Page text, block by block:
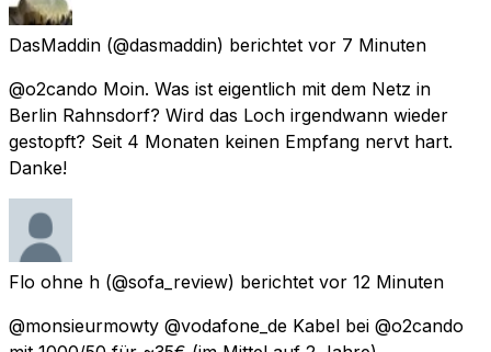
DasMaddin (@dasmaddin) berichtet vor 7 Minuten
@o2cando Moin. Was ist eigentlich mit dem Netz in
Berlin Rahnsdorf? Wird das Loch irgendwann wieder
gestopft? Seit 4 Monaten keinen Empfang nervt hart.
Danke!
Flo ohne h (@sofa_review) berichtet vor 12 Minuten
@monsieurmowty @vodafone_de Kabel bei @o2cando